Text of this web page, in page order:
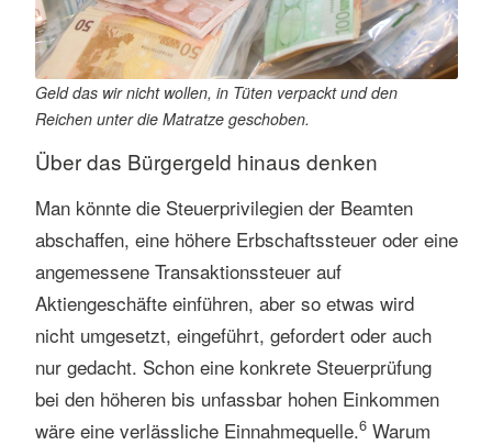
Geld das wir nicht wollen, in Tüten verpackt und den
Reichen unter die Matratze geschoben.
Über das Bürgergeld hinaus denken
Man könnte die Steuerprivilegien der Beamten
abschaffen, eine höhere Erbschaftssteuer oder eine
angemessene Transaktionssteuer auf
Aktiengeschäfte einführen, aber so etwas wird
nicht umgesetzt, eingeführt, gefordert oder auch
nur gedacht. Schon eine konkrete Steuerprüfung
bei den höheren bis unfassbar hohen Einkommen
wäre eine verlässliche Einnahmequelle.6Warum